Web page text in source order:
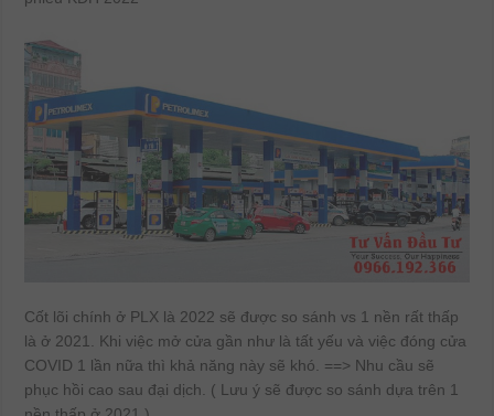
Cốt lõi chính ở PLX là 2022 sẽ được so sánh vs 1 nền rất thấp
là ở 2021. Khi việc mở cửa gần như là tất yếu và việc đóng cửa
COVID 1 lần nữa thì khả năng này sẽ khó. ==> Nhu cầu sẽ
phục hồi cao sau đại dịch. ( Lưu ý sẽ được so sánh dựa trên 1